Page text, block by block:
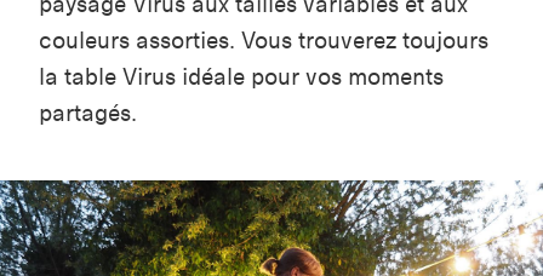
couleurs assorties. Vous trouverez toujours
la table Virus idéale pour vos moments
partagés.